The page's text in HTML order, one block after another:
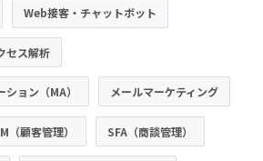
Web接客・チャットボット
セス解析
ョン（MA） メールマーケティング
（顧客管理） SFA（商談管理）